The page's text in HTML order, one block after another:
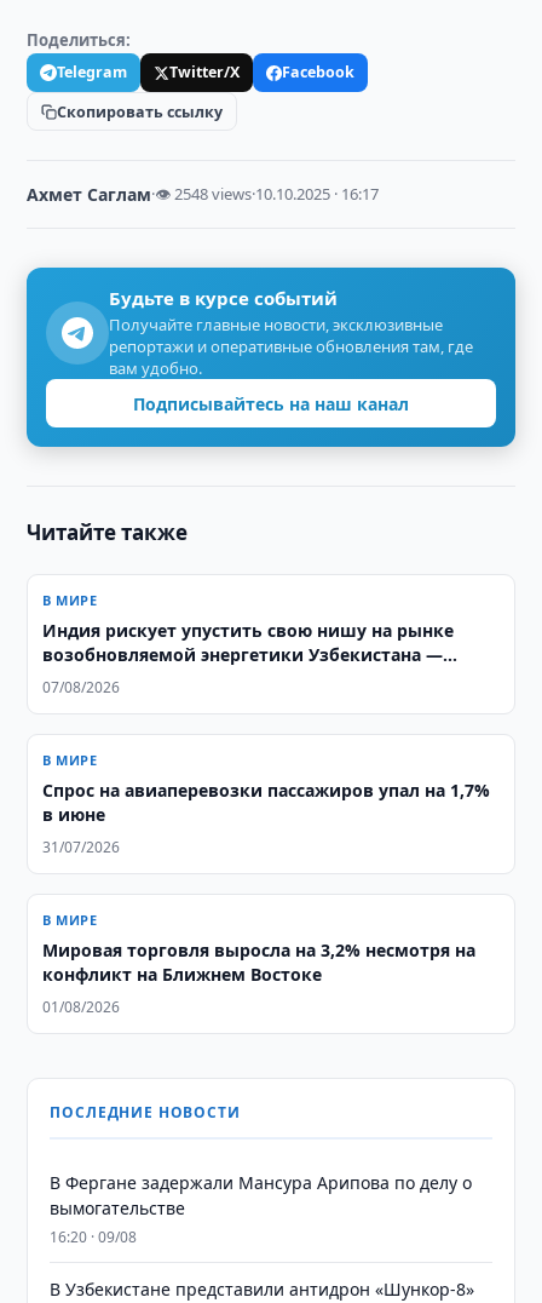
Поделиться:
Telegram Twitter/X
Facebook
Скопировать ссылку
Ахмет Саглам·👁 2548 views·10.10.2025 · 16:17
Будьте в курсе событий
Получайте главные новости, эксклюзивные
репортажи и оперативные обновления там, где
вам удобно.
Подписывайтесь на наш канал
Читайте также
В МИРЕ
Индия рискует упустить свою нишу на рынке
возобновляемой энергетики Узбекистана —
аналитики ORF
07/08/2026
В МИРЕ
Спрос на авиаперевозки пассажиров упал на 1,7%
в июне
31/07/2026
В МИРЕ
Мировая торговля выросла на 3,2% несмотря на
конфликт на Ближнем Востоке
01/08/2026
ПОСЛЕДНИЕ НОВОСТИ
В Фергане задержали Мансура Арипова по делу о
вымогательстве
16:20 · 09/08
В Узбекистане представили антидрон «Шункор-8»